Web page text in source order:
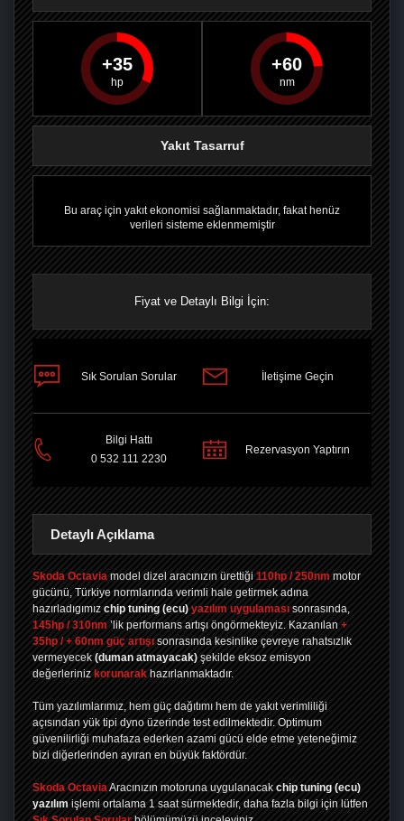
PAYLAŞPAYLAŞPLUS'TA
PAYLAŞ
35 60
Yakıt Tasarruf
Bu araç için yakıt ekonomisi sağlanmaktadır, fakat henüz
verileri sisteme eklenmemiştir
Fiyat ve Detaylı Bilgi İçin:
Sık Sorulan Sorular İletişime Geçin
Bilgi Hattı
0 532 111 2230
Rezervasyon Yaptırın
Detaylı Açıklama
Skoda Octavia model dizel aracınızın ürettiği 110hp / 250nm motor
gücünü, Türkiye normlarında verimli hale getirmek adına
hazırladıgımız chip tuning (ecu) yazılım uygulaması sonrasında,
145hp / 310nm ’lik performans artışı öngörmekteyiz. Kazanılan +
35hp / + 60nm güç artışı sonrasında kesinlike çevreye rahatsızlık
vermeyecek (duman atmayacak) şekilde eksoz emisyon
değerleriniz korunarak hazırlanmaktadır.
Tüm yazılımlarımız, hem güç dağıtımı hem de yakıt verimliliği
açısından yük tipi dyno üzerinde test edilmektedir. Optimum
güvenilirliği muhafaza ederken azami gücü elde etme yeteneğimiz
bizi diğerlerinden ayıran en büyük faktördür.
Skoda OctaviaAracınızın motoruna uygulanacak chip tuning (ecu)
yazılım işlemi ortalama 1 saat sürmektedir, daha fazla bilgi için lütfen